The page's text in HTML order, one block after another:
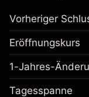
Vorheriger
Eröffnungskurs
1-Jahres-
Tagesspanne